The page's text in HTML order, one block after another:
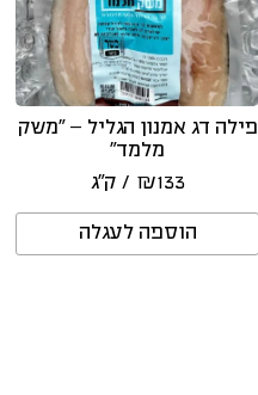
פילה דג אמנון הגליל – “משק
מלמד”
₪133 / ק״ג
הוספה לעגלה